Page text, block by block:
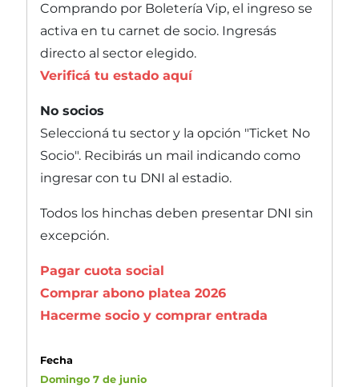
Comprando por Boletería Vip, el ingreso se
activa en tu carnet de socio. Ingresás
directo al sector elegido.
Verificá tu estado aquí
No socios
Seleccioná tu sector y la opción "Ticket No
Socio". Recibirás un mail indicando como
ingresar con tu DNI al estadio.
Todos los hinchas deben presentar DNI sin
excepción.
Pagar cuota social
Comprar abono platea 2026
Hacerme socio y comprar entrada
Fecha
Domingo 7 de junio